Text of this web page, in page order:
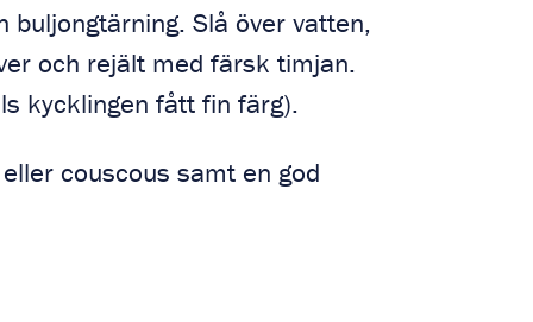
buljongtärning. Slå över vatten,
och rejält med färsk timjan.
kycklingen fått fin färg).
couscous samt en god